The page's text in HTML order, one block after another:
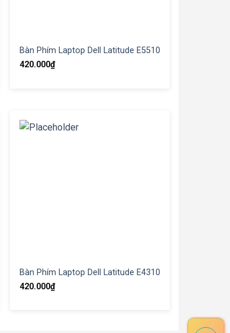
Bàn Phím Laptop Dell Latitude E5510
420.000₫
Bàn Phím Laptop Dell Latitude E4310
420.000₫